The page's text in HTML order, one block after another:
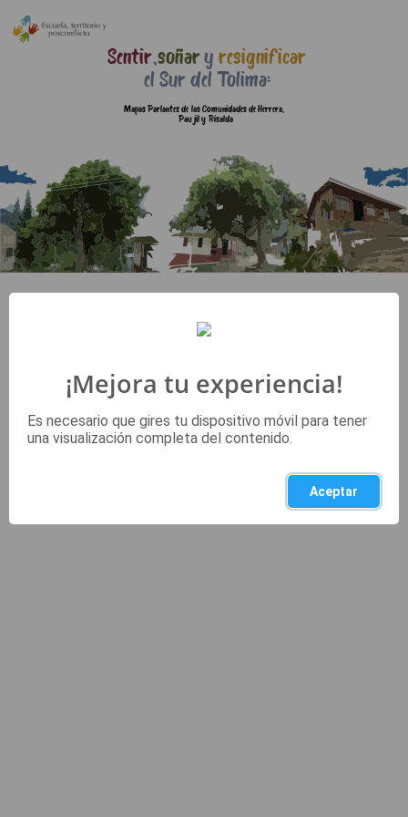
Sentir,soñary resignificar
el Sur del Tolima:
Mapas Parlantes de las Comunidades de Herrera,
Paujil y Risalda
¡Mejora tu experiencia!
Es necesario que gires tu dispositivo móvil para tener
una visualización completa del contenido.
Aceptar